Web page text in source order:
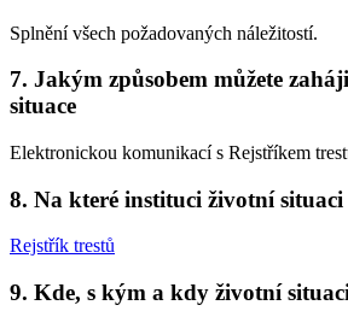
Splnění všech požadovaných náležitostí.
7. Jakým způsobem můžete
situace
Elektronickou komunikací s Rejstříkem
8. Na které instituci životní situaci
Rejstřík trestů
9. Kde, s kým a kdy životní